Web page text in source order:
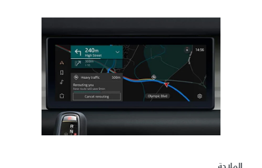
الملاحة